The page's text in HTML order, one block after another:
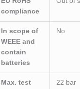
compliance
In scope of
WEEE and
contain
batteries
No
Max. test
22 bar